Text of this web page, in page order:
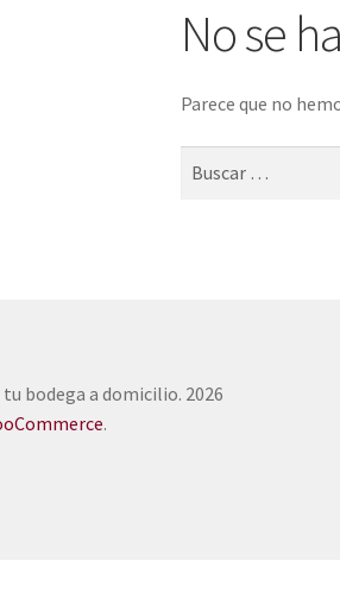
No se
Parece que no
bodega a domicilio. 2026
.